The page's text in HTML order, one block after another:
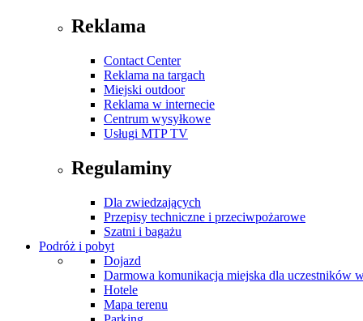
Reklama
Contact Center
Reklama na targach
Miejski outdoor
Reklama w internecie
Centrum wysyłkowe
Usługi MTP TV
Regulaminy
Dla zwiedzających
Przepisy techniczne i przeciwpożarowe
Szatni i bagażu
Podróż i pobyt
Dojazd
Darmowa komunikacja miejska dla uczestników
Hotele
Mapa terenu